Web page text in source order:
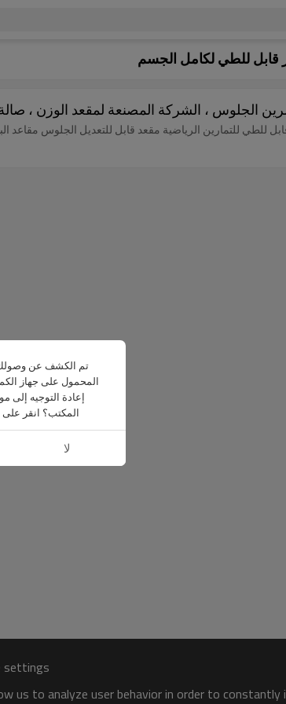
قابل للطي لكامل الجسم
الجلوس ، الشركة المصنعة لمقعد الوزن ،
settings
us to analyze user behavior in order to
تم الكشف عن
المحمول على جهاز
إعادة التوجيه إلى
المكتب؟ انقر على
لا